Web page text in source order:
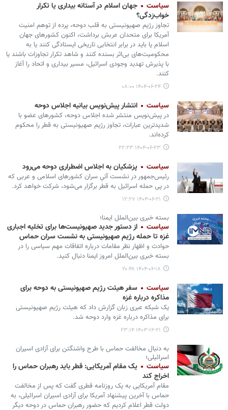
سیاست
جهان اسلام در آستانه بیداری یا تکرار
خواب‌زدگی؟
تجاوز رژیم صهیونیستی به قلب دوحه، پرده از توهم امنیت
آمریکا برای متحدان عربش برداشت، اکنون کشورهای جهان
اسلام یا باید در برابر انتخابی تاریخی ایستادگی کنند یا به
محکومیت‌های بی‌اثر بسنده کنند و شاهد تکرار تجاوزات باشند یا
با پذیرش تهدید وجودی اسرائیل، مسیر بیداری و اتحاد را آغاز
کنند.
۱۴۰۴-۰۶-۲۴ ۰۸:۰۰
سیاست انتشار پیش‌نویس بیانیه اجلاس دوحه
در پیش‌نویس منتشر شده اجلاس دوحه، کشورهای عضو با
شدیدترین عبارات، تجاوز رژیم صهیونیستی به قطر را محکوم
کرده‌اند.
۱۴۰۴-۰۶-۲۳ ۲۲:۲۳
سیاست پزشکیان به اجلاس اضطراری دوحه می‌رود
رئیس‌جمهور در نشست آتیِ سران کشورهای اسلامی و عربی که
در پی حمله اسرائیل به قطر برگزار می‌شود، شرکت خواهد کرد.
۱۴۰۴-۰۶-۲۱ ۱۲:۲۷
بسته خبری بین‌الملل ایمنا؛
سیاست
از دستور جدید صهیونیست‌ها برای تخلیه اجباری
غزه تا حمله رژیم صهیونیستی به نشست سران حماس
حوادث و اظهار نظر مقامات درباره اتفاقات مهم سیاسی را در
بسته خبری بین‌الملل امروز ایمنا دنبال کنید.
۱۴۰۴-۰۶-۱۸ ۲۰:۴۸
سیاست
سفر هیئت رژیم صهیونیستی به دوحه برای
مذاکره درباره غزه
یک شبکه عبری زبان گزارش داد که هیئت رژیم صهیونیستی
برای مذاکره درباره غزه وارد دوحه شد.
۱۴۰۳-۱۲-۲۱ ۲۳:۱۴
به دنبال مخالفت حماس با طرح واشنگتن برای آزادی اسیران
اسرائیلی؛
سیاست
یک مقام آمریکایی: قطر باید رهبران حماس را
اخراج کند
مقام آمریکایی به یک روزنامه قطری گفت که پس از مخالفت
حماس با آخرین پیشنهاد آمریکا برای آزادی اسیران اسرائیلی، به
دولت قطر اعلام کردیم که حضور رهبران حماس در دوحه دیگر